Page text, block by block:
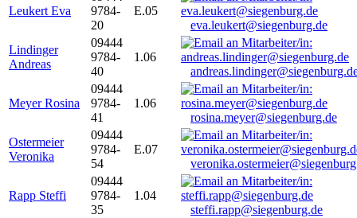
Leukert Eva
9784-
20
E.05
eva.leukert@siegenburg.de
Lindinger
Andreas
09444
9784-
40
1.06
Meyer Rosina
09444
9784-
41
1.06
rosina.meyer@siegenburg.de
Ostermeier
Veronika
09444
9784-
54
E.07
Rapp Steffi
09444
9784-
35
1.04
steffi.rapp@siegenburg.de